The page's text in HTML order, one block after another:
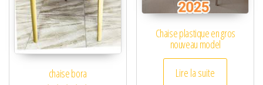
chaise bora
Chaise plastique en gros
nouveau model
Lire la suite